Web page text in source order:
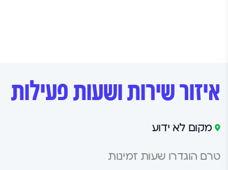
איזור שירות ושעות פעילות
מקום לא ידוע
טרם הוגדרו שעות זמינות